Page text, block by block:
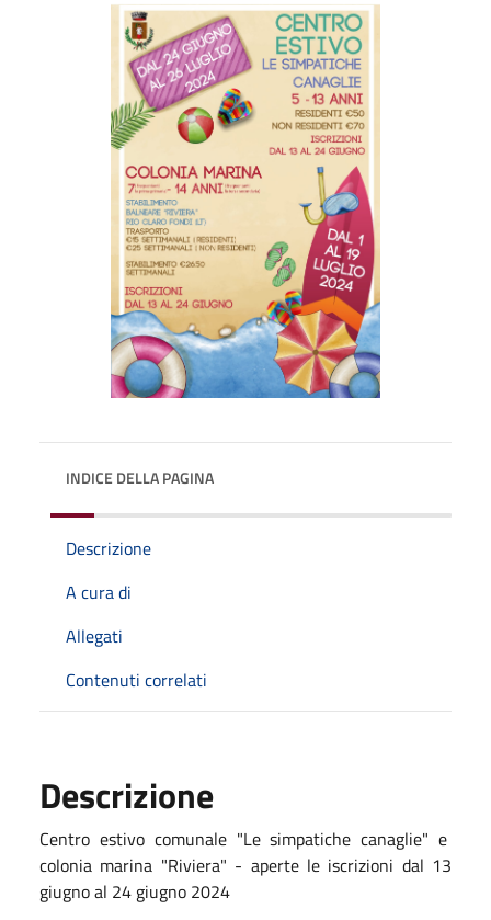
INDICE DELLA PAGINA
Descrizione
A cura di
Allegati
Contenuti correlati
Descrizione
Centro estivo comunale "Le simpatiche canaglie" e
colonia marina "Riviera" - aperte le iscrizioni dal 13
giugno al 24 giugno 2024